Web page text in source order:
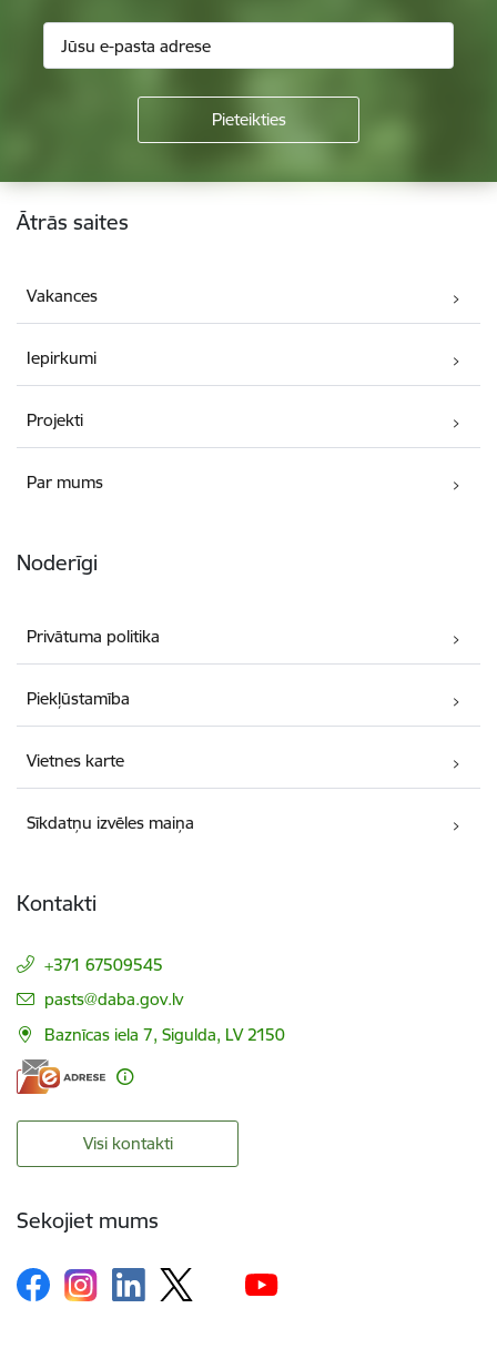
Kājene
Ātrās saites
Vakances
Iepirkumi
Projekti
Par mums
Noderīgi
Privātuma politika
Piekļūstamība
Vietnes karte
Sīkdatņu izvēles maiņa
Kontakti
+371 67509545
E-pasts:
pasts@daba.gov.lv
Baznīcas iela 7, Sigulda, LV 2150
Visi kontakti
Sekojiet mums